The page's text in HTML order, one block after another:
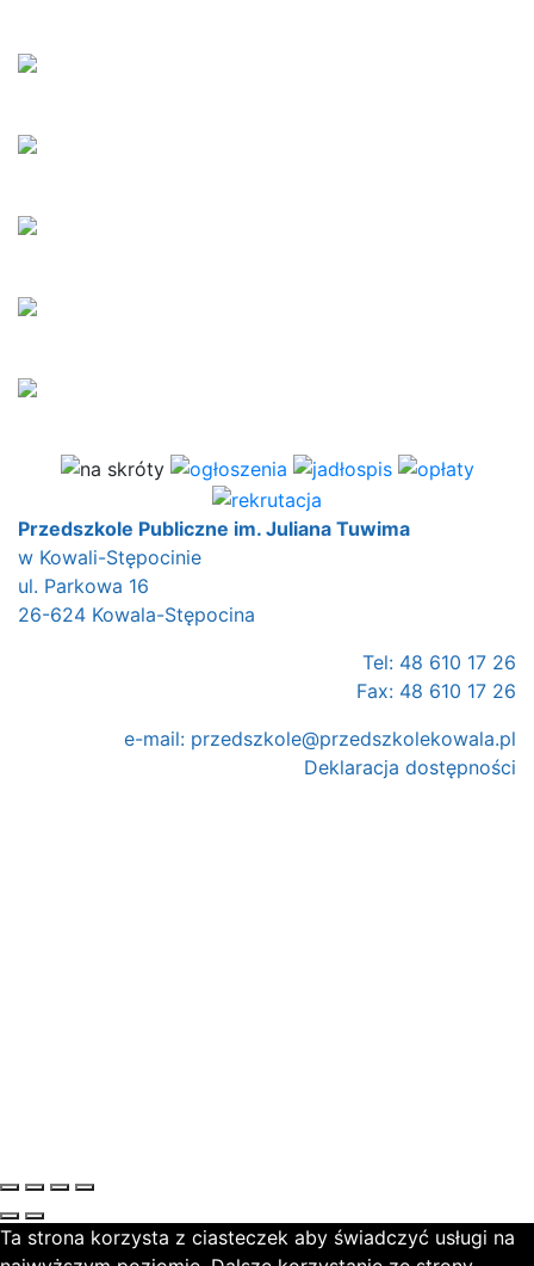
Przedszkole Publiczne im. Juliana Tuwima
w Kowali-Stępocinie
ul. Parkowa 16
26-624 Kowala-Stępocina
Tel: 48 610 17 26
Fax: 48 610 17 26
e-mail: przedszkole@przedszkolekowala.pl
Deklaracja dostępności
Ta strona korzysta z ciasteczek aby świadczyć usługi na